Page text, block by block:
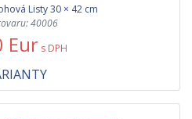
Listy 30 × 42 cm
40006
Eur s DPH